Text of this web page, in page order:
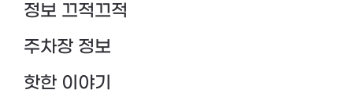
정보 끄적끄적
주차장 정보
핫한 이야기